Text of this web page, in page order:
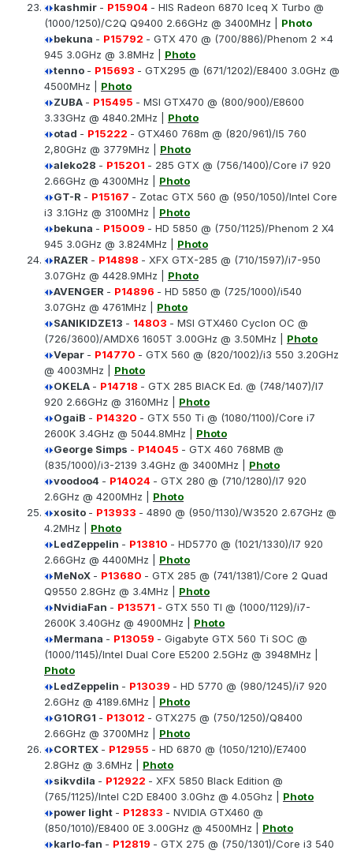
kashmir - P15904 - HIS Radeon 6870 Iceq X Turbo @
(1000/1250)/C2Q Q9400 2.66GHz @ 3400MHz | Photo
bekuna - P15792 - GTX 470 @ (700/886)/Phenom 2 x4
945 3.0GHz @ 3.8MHz | Photo
tenno - P15693 - GTX295 @ (671/1202)/E8400 3.0GHz @
4500MHz | Photo
ZUBA - P15495 - MSI GTX470 @ (800/900)/E8600
3.33GHz @ 4840.2MHz | Photo
otad - P15222 - GTX460 768m @ (820/961)/I5 760
2,80GHz @ 3779MHz | Photo
aleko28 - P15201 - 285 GTX @ (756/1400)/Core i7 920
2.66GHz @ 4300MHz | Photo
GT-R - P15167 - Zotac GTX 560 @ (950/1050)/Intel Core
i3 3.1GHz @ 3100MHz | Photo
bekuna - P15009 - HD 5850 @ (750/1125)/Phenom 2 X4
945 3.0GHz @ 3.824MHz | Photo
RAZER - P14898 - XFX GTX-285 @ (710/1597)/i7-950
3.07GHz @ 4428.9MHz | Photo
AVENGER - P14896 - HD 5850 @ (725/1000)/i540
3.07GHz @ 4761MHz | Photo
SANIKIDZE13 - 14803 - MSI GTX460 Cyclon OC @
(726/3600)/AMDX6 1605T 3.00GHz @ 3.50MHz | Photo
Vepar - P14770 - GTX 560 @ (820/1002)/i3 550 3.20GHz
@ 4003MHz | Photo
OKELA - P14718 - GTX 285 BlACK Ed. @ (748/1407)/I7
920 2.66GHz @ 3160MHz | Photo
OgaiB - P14320 - GTX 550 Ti @ (1080/1100)/Core i7
2600K 3.4GHz @ 5044.8MHz | Photo
George Simps - P14045 - GTX 460 768MB @
(835/1000)/i3-2139 3.4GHz @ 3400MHz | Photo
voodoo4 - P14024 - GTX 280 @ (710/1280)/I7 920
2.6GHz @ 4200MHz | Photo
xosito - P13933 - 4890 @ (950/1130)/W3520 2.67GHz @
4.2MHz | Photo
LedZeppelin - P13810 - HD5770 @ (1021/1330)/I7 920
2.66GHz @ 4400MHz | Photo
MeNoX - P13680 - GTX 285 @ (741/1381)/Core 2 Quad
Q9550 2.8GHz @ 3.4MHz | Photo
NvidiaFan - P13571 - GTX 550 TI @ (1000/1129)/i7-
2600K 3.40GHz @ 4900MHz | Photo
Mermana - P13059 - Gigabyte GTX 560 Ti SOC @
(1000/1145)/Intel Dual Core E5200 2.5GHz @ 3948MHz |
Photo
LedZeppelin - P13039 - HD 5770 @ (980/1245)/i7 920
2.6GHz @ 4189.6MHz | Photo
G1ORG1 - P13012 - GTX275 @ (750/1250)/Q8400
2.66GHz @ 3700MHz | Photo
CORTEX - P12955 - HD 6870 @ (1050/1210)/E7400
2.8GHz @ 3.6MHz | Photo
sikvdila - P12922 - XFX 5850 Black Edition @
(765/1125)/Intel C2D E8400 3.0Ghz @ 4.05Ghz | Photo
power light - P12833 - NVIDIA GTX460 @
(850/1010)/E8400 0E 3.00GHz @ 4500MHz | Photo
karlo-fan - P12819 - GTX 275 @ (750/1301)/Core i3 540